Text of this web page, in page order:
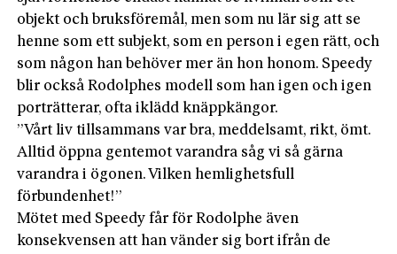
objekt och bruksföremål, men som nu lär sig att se
henne som ett subjekt, som en person i egen rätt, och
som någon han behöver mer än hon honom. Speedy
blir också Rodolphes modell som han igen och igen
porträtterar, ofta iklädd knäppkängor.
”Vårt liv tillsammans var bra, meddelsamt, rikt, ömt.
Alltid öppna gentemot varandra såg vi så gärna
varandra i ögonen. Vilken hemlighetsfull
förbundenhet!”
Mötet med Speedy får för Rodolphe även
konsekvensen att han vänder sig bort ifrån de